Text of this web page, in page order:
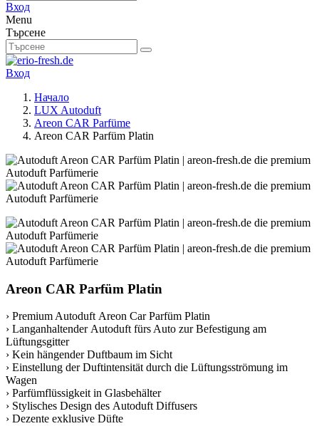
Вход
Menu
Търсене
Вход
Начало
LUX Autoduft
Areon CAR Parfüme
Areon CAR Parfüm Platin
Areon CAR Parfüm Platin
› Premium Autoduft Areon Car Parfüm Platin
› Langanhaltender Autoduft fürs Auto zur Befestigung am
Lüftungsgitter
› Kein hängender Duftbaum im Sicht
› Einstellung der Duftintensität durch die Lüftungsströmung im
Wagen
› Parfümflüssigkeit in Glasbehälter
› Stylisches Design des Autoduft Diffusers
› Dezente exklusive Düfte